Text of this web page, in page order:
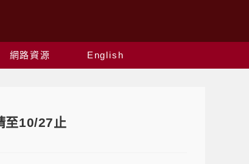
網路資源 English
至10/27止